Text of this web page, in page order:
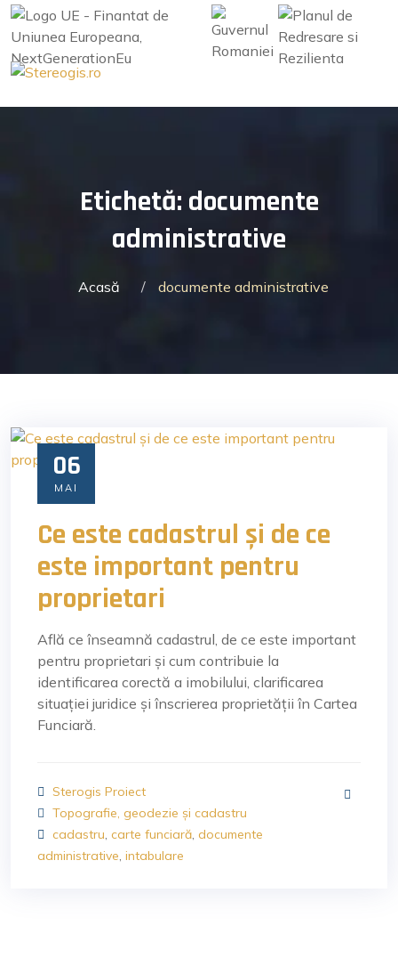
Skip
to
content
Etichetă: documente
administrative
Acasă / documente administrative
06
MAI
Ce este cadastrul și de ce
este important pentru
proprietari
Află ce înseamnă cadastrul, de ce este important
pentru proprietari și cum contribuie la
identificarea corectă a imobilului, clarificarea
situației juridice și înscrierea proprietății în Cartea
Funciară.
Sterogis Proiect
Topografie, geodezie și cadastru
cadastru, carte funciară, documente
administrative, intabulare